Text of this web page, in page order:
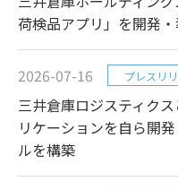
荷検品アプリ」を開発
2026-07-16 プレスリ
三井倉庫ロジスティク
リケーションを自ら開
ルを構築